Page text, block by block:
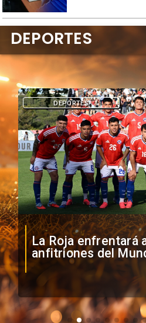
La Roja enfrentará
anfitriones del
DEPORTES
DEPORTES